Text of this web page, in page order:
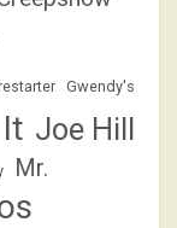
Gwendy's
It Joe Hill
Mr.